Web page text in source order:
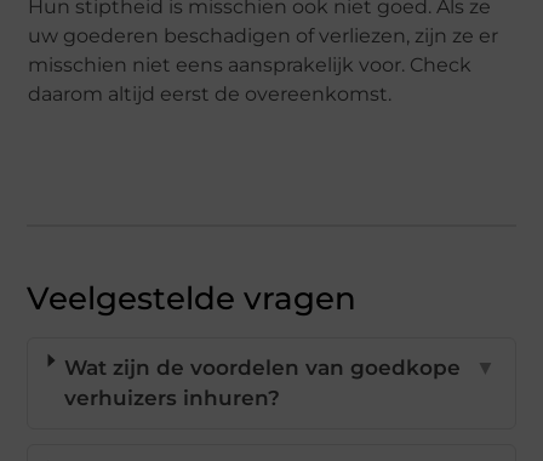
Hun stiptheid is misschien ook niet goed. Als ze
uw goederen beschadigen of verliezen, zijn ze er
misschien niet eens aansprakelijk voor. Check
daarom altijd eerst de overeenkomst.
Veelgestelde vragen
Wat zijn de voordelen van goedkope
verhuizers inhuren?
▼